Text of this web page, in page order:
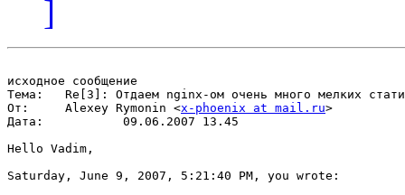
]
исходное сообщение
Тема:	Re[3]: Отдаем nginx-ом очень много мелких статических файлов
От:	Alexey Rymonin <x-phoenix at mail.ru>
Дата:		09.06.2007 13.45
Hello Vadim,
Saturday, June 9, 2007, 5:21:40 PM, you wrote: